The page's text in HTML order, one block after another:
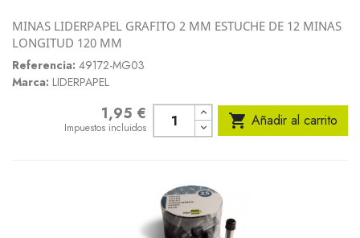
MINAS LIDERPAPEL GRAFITO 2 MM ESTUCHE DE 12 MINAS
LONGITUD 120 MM
Referencia: 49172-MG03
Marca: LIDERPAPEL
1,95 €
Impuestos incluidos  Añadir al carrito